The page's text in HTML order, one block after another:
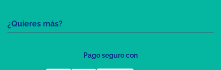
¿Quieres más?
Pago seguro con